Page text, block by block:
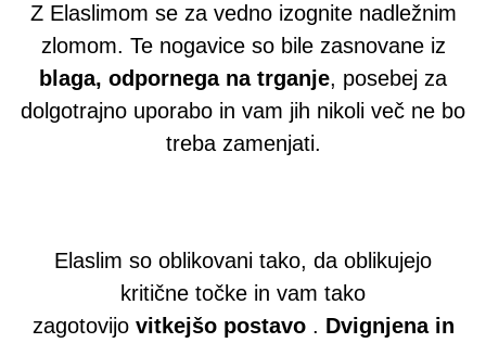
Z Elaslimom se za vedno izognite nadležnim
zlomom. Te nogavice so bile zasnovane iz
blaga, odpornega na trganje, posebej za
dolgotrajno uporabo in vam jih nikoli več ne bo
treba zamenjati.
Elaslim so oblikovani tako, da oblikujejo
kritične točke in vam tako
zagotovijo vitkejšo postavo. Dvignjena in